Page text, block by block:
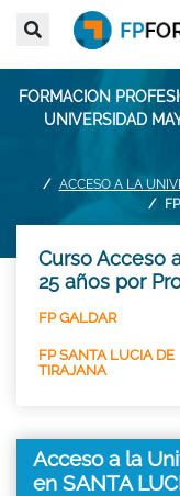
FORMACION
UNIVERSIDAD
ACCESO A LA
Curso Acceso
25 años por
FP GALDAR
FP SANTA LUCIA DE
TIRAJANA
Acceso a la
en SANTA